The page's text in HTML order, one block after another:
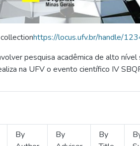
https://locus.ufv.br/handle/
pesquisa acadêmica de alto
na UFV o evento científico IV
By
By
By